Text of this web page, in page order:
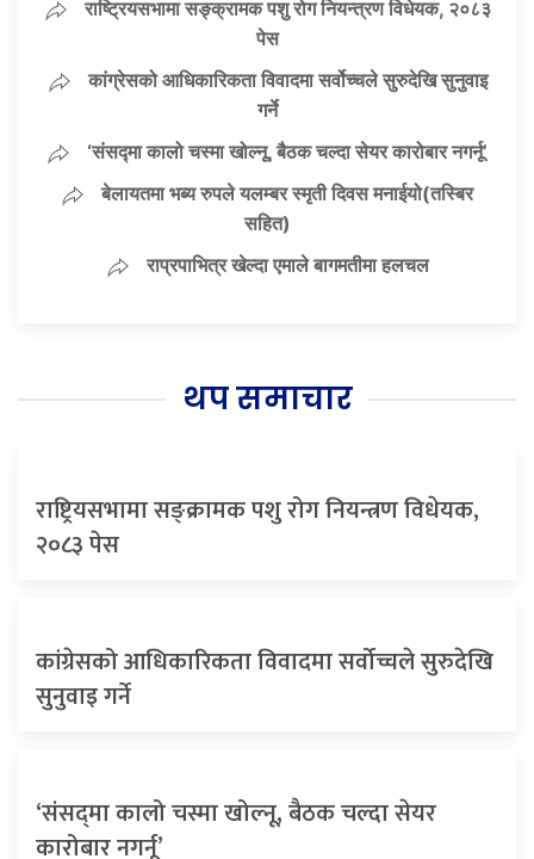
राष्ट्रियसभामा सङ्क्रामक पशु रोग नियन्त्रण विधेयक, २०८३
पेस
कांग्रेसको आधिकारिकता विवादमा सर्वोच्चले सुरुदेखि सुनुवाइ
गर्ने
‘संसद्‍मा कालो चस्मा खोल्नू, बैठक चल्दा सेयर कारोबार नगर्नू’
बेलायतमा भब्य रुपले यलम्बर स्मृती दिवस मनाईयो(तस्बिर
सहित)
राप्रपाभित्र खेल्दा एमाले बागमतीमा हलचल
थप समाचार
राष्ट्रियसभामा सङ्क्रामक पशु रोग नियन्त्रण विधेयक,
२०८३ पेस
कांग्रेसको आधिकारिकता विवादमा सर्वोच्चले सुरुदेखि
सुनुवाइ गर्ने
‘संसद्‍मा कालो चस्मा खोल्नू, बैठक चल्दा सेयर
कारोबार नगर्नू’